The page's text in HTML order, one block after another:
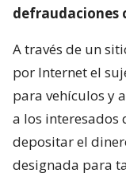
defraudaciones
A través de un
por Internet el
para vehículos y
a los interesados
depositar el
designada para